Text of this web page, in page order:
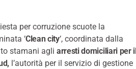
per corruzione scuote la
‘Clean city‘, coordinata dalla
stamani agli arresti domiciliari per il
l’autorità per il servizio di gestione